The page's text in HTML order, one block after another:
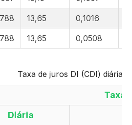
13,65 0,1016
13,65 0,0508
Taxa de juros DI (CDI) diária
Taxa
Diária